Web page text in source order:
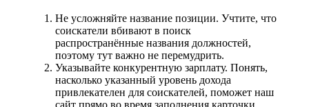
Не усложняйте название позиции. Учтите, что
соискатели вбивают в поиск
распространённые названия должностей,
поэтому тут важно не перемудрить.
Указывайте конкурентную зарплату. Понять,
насколько указанный уровень дохода
привлекателен для соискателей, поможет наш
сайт прямо во время заполнения карточки